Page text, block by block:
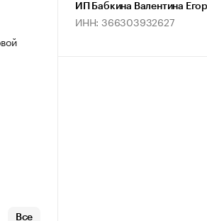
Все
ИП Бабкина Валентина
ИНН: 366303932627